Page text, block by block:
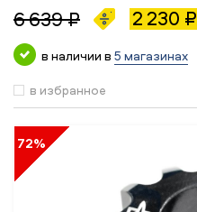
6 639 ₽ 2 230 ₽
в наличии в 5 магазинах
в избранное
72%